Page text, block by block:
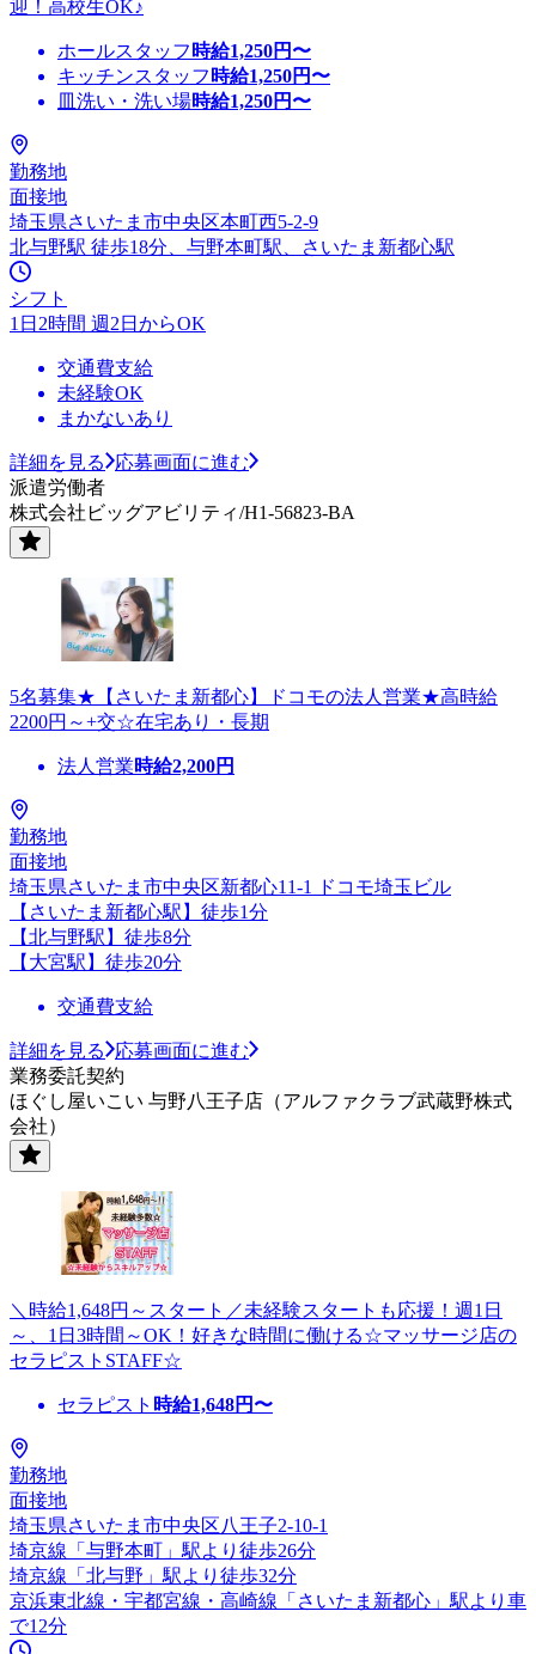
迎！高校生OK♪
ホールスタッフ 時給1,250円〜
キッチンスタッフ 時給1,250円〜
皿洗い・洗い場時給1,250円〜
勤務地
面接地
埼玉県さいたま市中央区本町西5-2-9
北与野駅 徒歩18分、与野本町駅、さいたま新都心駅
シフト
1日2時間 週2日からOK
交通費支給
未経験OK
まかないあり
詳細を見る
応募画面に進む
派遣労働者
株式会社ビッグアビリティ/H1-56823-BA
5名募集★【さいたま新都心】ドコモの法人営業★高時給
2200円～+交☆在宅あり・長期
法人営業時給2,200円
勤務地
面接地
埼玉県さいたま市中央区新都心11-1 ドコモ埼玉ビル
【さいたま新都心駅】徒歩1分
【北与野駅】徒歩8分
【大宮駅】徒歩20分
交通費支給
詳細を見る
応募画面に進む
業務委託契約
ほぐし屋いこい 与野八王子店（アルファクラブ武蔵野株式
会社）
＼時給1,648円～スタート／未経験スタートも応援！週1日
～、1日3時間～OK！好きな時間に働ける☆マッサージ店の
セラピストSTAFF☆
セラピスト 時給1,648円〜
勤務地
面接地
埼玉県さいたま市中央区八王子2-10-1
埼京線「与野本町」駅より徒歩26分
埼京線「北与野」駅より徒歩32分
京浜東北線・宇都宮線・高崎線「さいたま新都心」駅より車
で12分